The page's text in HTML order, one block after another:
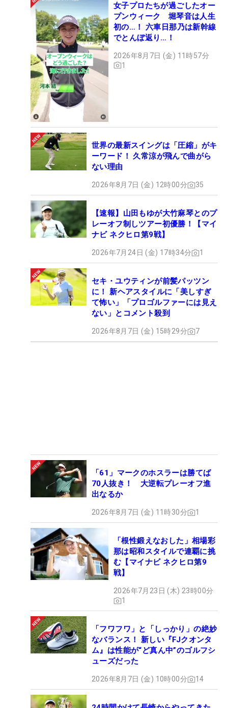
女子プロたちが過ごしたオー
プンウィーク 堀琴音は人生
初の…！ 六車日那乃は新幹線
でとんぼ返り…！
2026年8月7日 (金) 11時57分
1
世界の最新スイングは「圧縮」がキ
ーワード！ 久常涼が飛んで曲がら
ない理由
2026年8月7日 (金) 12時00分 35
【速報】山田もゆが大竹麻琴とのプ
レーオフ制しツアー初優勝！【マイ
ナビ ネクヒロ第9戦】
2026年7月24日 (金) 17時34分 1
セキ・ユウティンが前髪パッツン
に！ 新ヘアスタイルに「美しすぎ
て怖い」「プロゴルファーには見え
ない」とコメント殺到
2026年8月7日 (金) 15時29分 7
「61」マークのホスラーは勝てば
70人抜き！ 大逆転プレーオフ進
出なるか
2026年8月7日 (金) 11時30分 1
「根性鍛えなおした」相場彩
那は昭和スタイルで連覇に挑
む【マイナビ ネクヒロ第9
戦】
2026年7月23日 (木) 23時00分
1
「フワフワ」と「しっかり」の絶妙
なバランス！ 新しい『FJクオンタ
ム』は性能が“ど真ん中”のゴルフシ
ューズだった
2026年8月7日 (金) 10時00分 14